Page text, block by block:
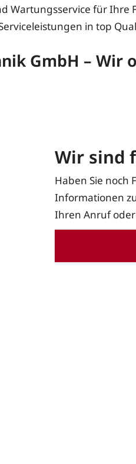
Wartungsservice für Ihre
in top
GmbH – Wir
Wir sind
Haben Sie noch
Informationen
Ihren Anruf